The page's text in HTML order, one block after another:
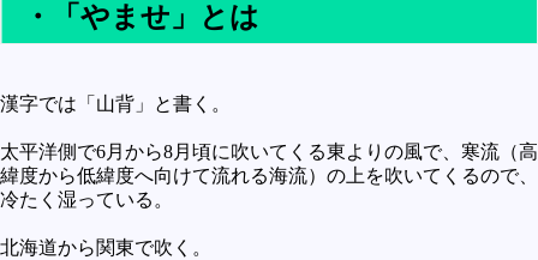
宇宙とか地球
趣味
未確認
テレビドラマとか
・「やませ」とは
漢字では「山背」と書く。
太平洋側で6月から8月頃に吹いてくる東よりの風で、寒流（高
緯度から低緯度へ向けて流れる海流）の上を吹いてくるので、
冷たく湿っている。
北海道から関東で吹く。